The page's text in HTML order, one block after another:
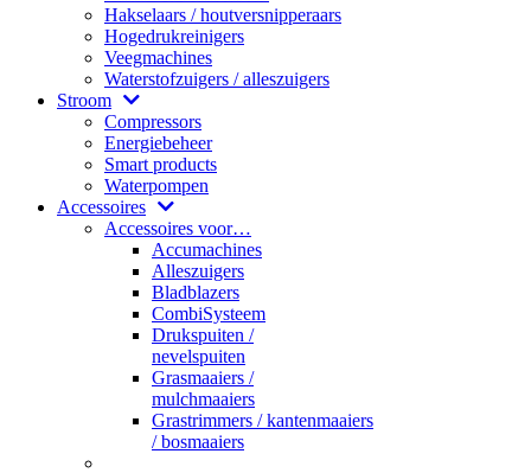
Hakselaars / houtversnipperaars
Hogedrukreinigers
Veegmachines
Waterstofzuigers / alleszuigers
Stroom
Compressors
Energiebeheer
Smart products
Waterpompen
Accessoires
Accessoires voor…
Accumachines
Alleszuigers
Bladblazers
CombiSysteem
Drukspuiten /
nevelspuiten
Grasmaaiers /
mulchmaaiers
Grastrimmers / kantenmaaiers
/ bosmaaiers